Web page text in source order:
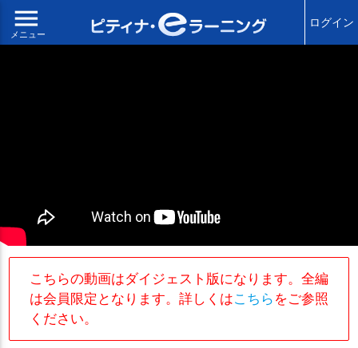
menu
メニュー
ログイン
こちらの動画はダイジェスト版になります。全編
は会員限定となります。詳しくはこちら をご参照
ください。